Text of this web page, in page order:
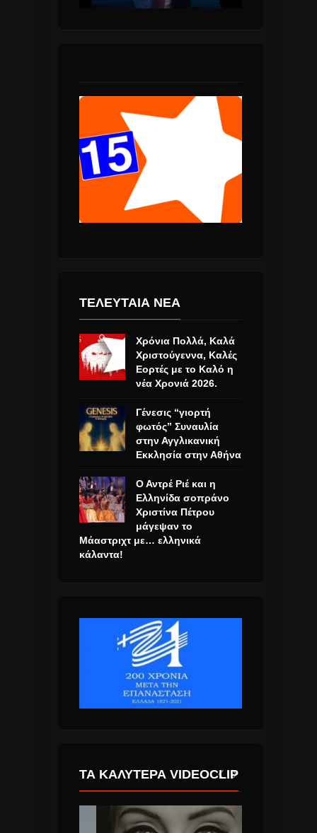
ΤΕΛΕΥΤΑΙΑ ΝΕΑ
Χρόνια Πολλά, Καλά
Χριστούγεννα, Καλές
Εορτές με το Καλό η
νέα Χρονιά 2026.
Γένεσις “γιορτή
φωτός” Συναυλία
στην Αγγλικανική
Εκκλησία στην Αθήνα
Ο Αντρέ Ριέ και η
Ελληνίδα σοπράνο
Χριστίνα Πέτρου
μάγεψαν το
Μάαστριχτ με… ελληνικά
κάλαντα!
ΤΑ ΚΑΛΎΤΕΡΑ VIDEOCLIP